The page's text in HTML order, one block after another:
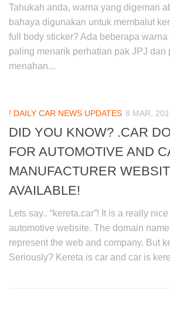
Tahukah anda, warna yang digemari
bahaya digunakan untuk membalut
full body sticker? Ada beberapa warna
paling menarik perhatian pak JPJ dan
menahan...
! DAILY CAR NEWS UPDATES 8 MAR,
DID YOU KNOW? .CAR
FOR AUTOMOTIVE AND
MANUFACTURER
AVAILABLE!
Lets say.. “kereta.car”! It is a really
automotive website. The domain
represent the web and company. But
Seriously? Kereta is car and car is